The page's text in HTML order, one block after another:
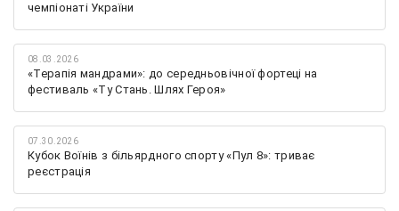
чемпіонаті України
08.03.2026
«Терапія мандрами»: до середньовічної фортеці на
фестиваль «Ту Стань. Шлях Героя»
07.30.2026
Кубок Воїнів з більярдного спорту «Пул 8»: триває
реєстрація